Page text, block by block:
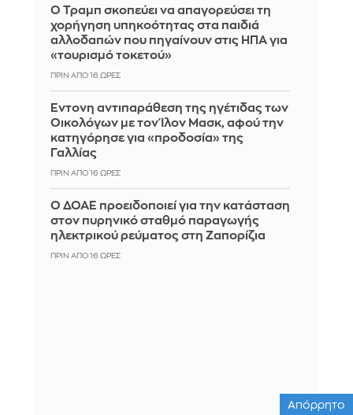
Ο Τραμπ σκοπεύει να απαγορεύσει τη
χορήγηση υπηκοότητας στα παιδιά
αλλοδαπών που πηγαίνουν στις ΗΠΑ για
«τουρισμό τοκετού»
ΠΡΙΝ ΑΠΌ 16 ΏΡΕΣ
Έντονη αντιπαράθεση της ηγέτιδας των
Οικολόγων με τον Ίλον Μασκ, αφού την
κατηγόρησε για «προδοσία» της
Γαλλίας
ΠΡΙΝ ΑΠΌ 16 ΏΡΕΣ
Ο ΔΟΑΕ προειδοποιεί για την κατάσταση
στον πυρηνικό σταθμό παραγωγής
ηλεκτρικού ρεύματος στη Ζαπορίζια
ΠΡΙΝ ΑΠΌ 16 ΏΡΕΣ
Απόρρητο